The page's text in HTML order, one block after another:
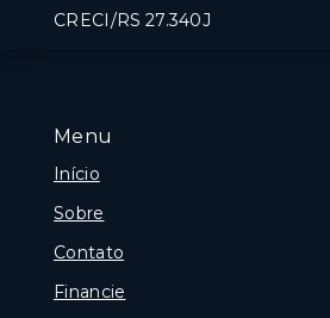
Menu
Início
Sobre
Contato
Financie
CRECI/RS 27.340J